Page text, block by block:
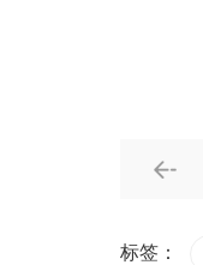
标签：